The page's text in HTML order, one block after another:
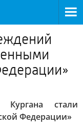
Кургана стали
Федерации»